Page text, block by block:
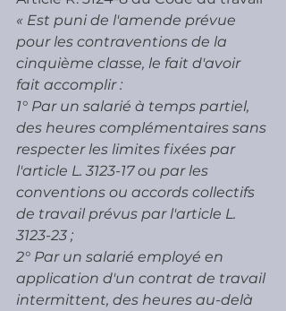
« Est puni de l'amende prévue
pour les contraventions de la
cinquième classe, le fait d'avoir
fait accomplir :
1° Par un salarié à temps partiel,
des heures complémentaires sans
respecter les limites fixées par
l'article L. 3123-17 ou par les
conventions ou accords collectifs
de travail prévus par l'article L.
3123-23 ;
2° Par un salarié employé en
application d'un contrat de travail
intermittent, des heures au-delà